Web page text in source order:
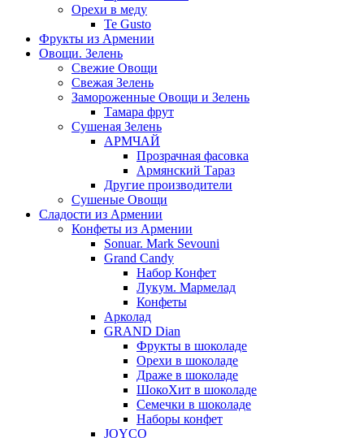
Орехи в меду
Te Gusto
Фрукты из Армении
Овощи. Зелень
Свежие Овощи
Свежая Зелень
Замороженные Овощи и Зелень
Тамара фрут
Сушеная Зелень
АРМЧАЙ
Прозрачная фасовка
Армянский Тараз
Другие производители
Сушеные Овощи
Сладости из Армении
Конфеты из Армении
Sonuar. Mark Sevouni
Grand Candy
Набор Конфет
Лукум. Мармелад
Конфеты
Арколад
GRAND Dian
Фрукты в шоколаде
Орехи в шоколаде
Драже в шоколаде
ШокоХит в шоколаде
Семечки в шоколаде
Наборы конфет
JOYCO